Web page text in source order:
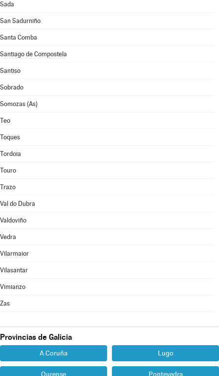
Sada
San Sadurniño
Santa Comba
Santiago de Compostela
Santiso
Sobrado
Somozas (As)
Teo
Toques
Tordoia
Touro
Trazo
Val do Dubra
Valdoviño
Vedra
Vilarmaior
Vilasantar
Vimianzo
Zas
Provincias de Galicia
A Coruña Lugo
Ourense Pontevedra